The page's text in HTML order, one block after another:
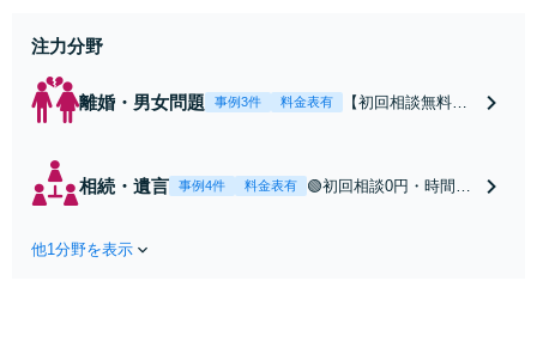
注力分野
離婚・男女問題 事例3件 料金表有
【初回相談無料】
応】中高年離婚／
相続・遺言 事例4件 料金表有
🟢初回相談0円・時間無
他1分野を表示